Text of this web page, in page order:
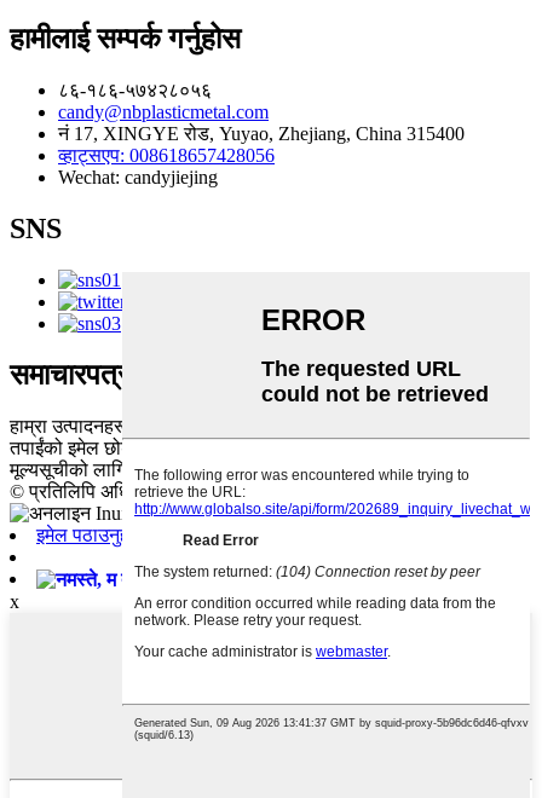
हामीलाई सम्पर्क गर्नुहोस
८६-१८६-५७४२८०५६
candy@nbplasticmetal.com
नं 17, XINGYE रोड, Yuyao, Zhejiang, China 315400
व्हाट्सएप: 008618657428056
Wechat: candyjiejing
SNS
समाचारपत्र
हाम्रा उत्पादनहरू वा मूल्यसूचीको बारेमा सोधपुछको लागि, कृपया हामीलाई
तपाईंको इमेल छोड्नुहोस् र हामी 24 घण्टा भित्र सम्पर्कमा हुनेछौं।
मूल्यसूचीको लागि सोधपुछ
© प्रतिलिपि अधिकार - 2010-2020 : सबै अधिकार सुरक्षित। -
इमेल पठाउनुहोस्
विलियम
x